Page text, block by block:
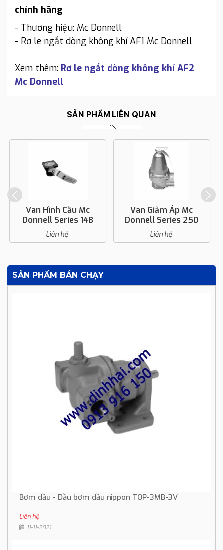
chính hãng
- Thương hiệu: Mc Donnell
- Rơ le ngắt dòng không khí AF1 Mc Donnell
Xem thêm: Rơ le ngắt dòng không khí AF2
Mc Donnell
SẢN PHẨM LIÊN QUAN
Van Giảm Áp Mc
Donnell Series 250
Liên hệ
Cảm Biến Áp Suất Và
Đầu Dò Mc Donnell RS
BR-1
Liên hệ
SẢN PHẨM BÁN CHẠY
Bơm dầu - Đầu bơm dầu nippon TOP-3MB-3V
Liên hệ
11-11-2021